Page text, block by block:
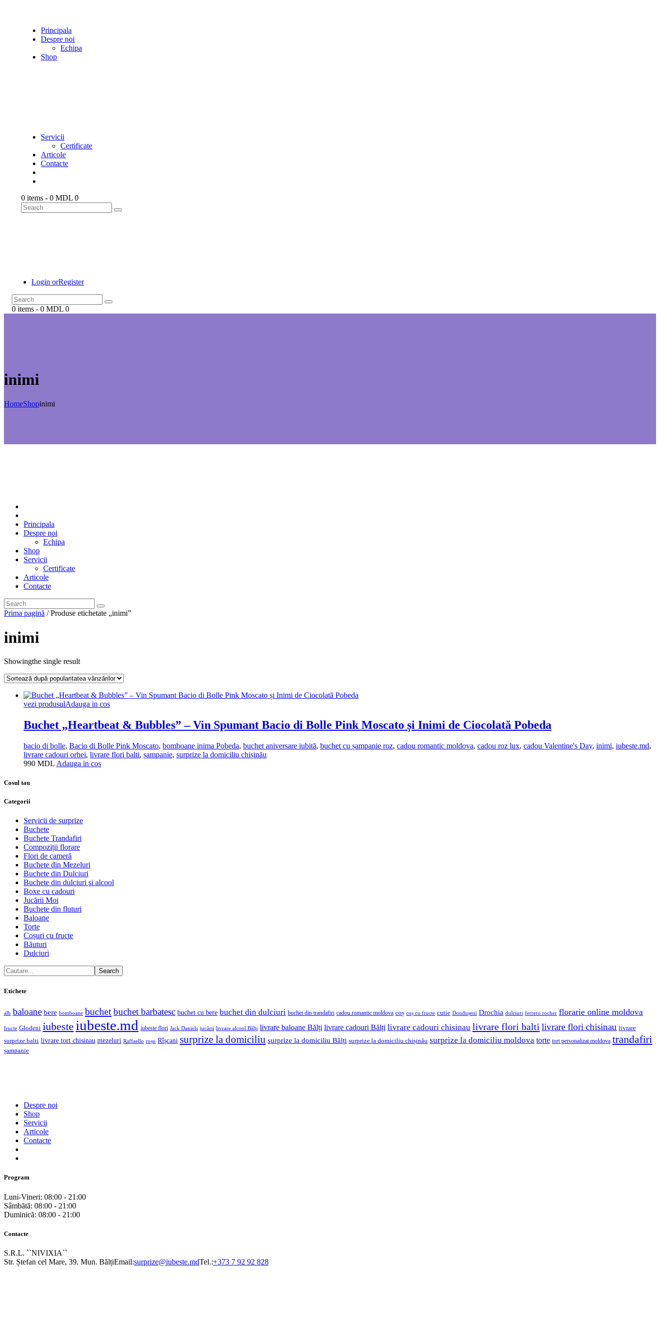
Principala
Despre noi
Echipa
Shop
Servicii
Certificate
Articole
Contacte
0 items -0 MDL 0
Login orRegister
0 items - 0 MDL 0
inimi
HomeShopinimi
Principala
Despre noi
Echipa
Shop
Servicii
Certificate
Articole
Contacte
Prima pagină / Produse etichetate „inimi”
inimi
Showingthe single result
vezi produsulAdauga in cos
Buchet „Heartbeat & Bubbles” – Vin Spumant Bacio di Bolle Pink Moscato și Inimi de Ciocolată Pobeda
bacio di bolle, Bacio di Bolle Pink Moscato, bomboane inima Pobeda, buchet aniversare iubită, buchet cu șampanie roz, cadou romantic moldova, cadou roz lux, cadou Valentine's Day, inimi, iubeste.md,
livrare cadouri orhei, livrare flori balti, șampanie, surprize la domiciliu chișinău
990 MDL Adauga in cos
Cosul tau
Categorii
Servicii de surprize
Buchete
Buchete Trandafiri
Compoziții florare
Flori de cameră
Buchete din Mezeluri
Buchete din Dulciuri
Buchete din dulciuri şi alcool
Boxe cu cadouri
Jucării Moi
Buchete din fluturi
Baloane
Torte
Coșuri cu fructe
Băuturi
Dulciuri
Search
Etichete
alb baloane bere bomboane buchetbuchet barbatesc buchet cu bere buchet din dulciuri buchet din trandafiri cadou romantic moldova coș coș cu fructe cutie Dondușeni Drochia dulciuri ferrero rocher florarie online moldova
fructe Glodeni iubeste iubeste.md iubeste flori Jack Daniels jucării livrare alcool Bălți livrare baloane Bălți livrare cadouri Bălți livrare cadouri chisinau livrare flori balti livrare flori chisinau livrare
surprize balti livrare tort chisinau mezeluri Raffaello roșu Rîșcani surprize la domiciliu surprize la domiciliu Bălți surprize la domiciliu chișinău surprize la domiciliu moldova torte tort personalizat moldova trandafiri
șampanie
Despre noi
Shop
Servicii
Articole
Contacte
Program
Luni-Vineri: 08:00 - 21:00
Sâmbătă: 08:00 - 21:00
Duminică: 08:00 - 21:00
Contacte
S.R.L. ``NIVIXIA``
Str. Ștefan cel Mare, 39. Mun. BălțiEmail:surprize@iubeste.mdTel.:+373 7 92 92 828